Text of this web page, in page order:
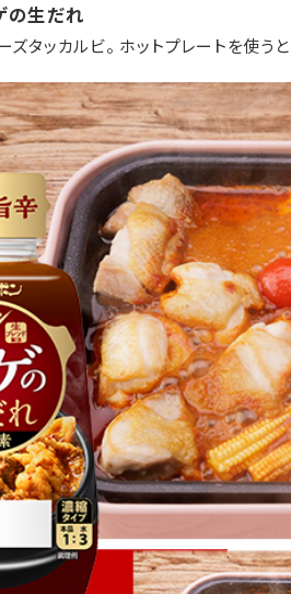
の生だれ
タッカルビ。 ホットプレートを使うと